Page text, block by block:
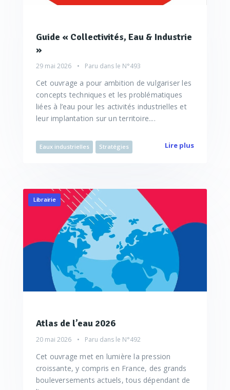
Guide « Collectivités, Eau & Industrie
»
29 mai 2026 Paru dans le N°493
Cet ouvrage a pour ambition de vulgariser les
concepts techniques et les problématiques
liées à l’eau pour les activités industrielles et
leur implantation sur un territoire....
Eaux industrielles Stratégies Lire plus
Librairie
Atlas de l’eau 2026
20 mai 2026 Paru dans le N°492
Cet ouvrage met en lumière la pression
croissante, y compris en France, des grands
bouleversements actuels, tous dépendant de